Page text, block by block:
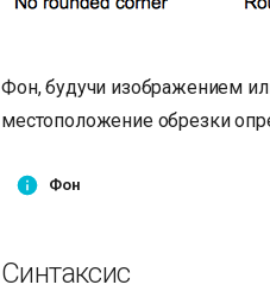
Фон, будучи изображением
местоположение обрезки
Фон
Синтаксис